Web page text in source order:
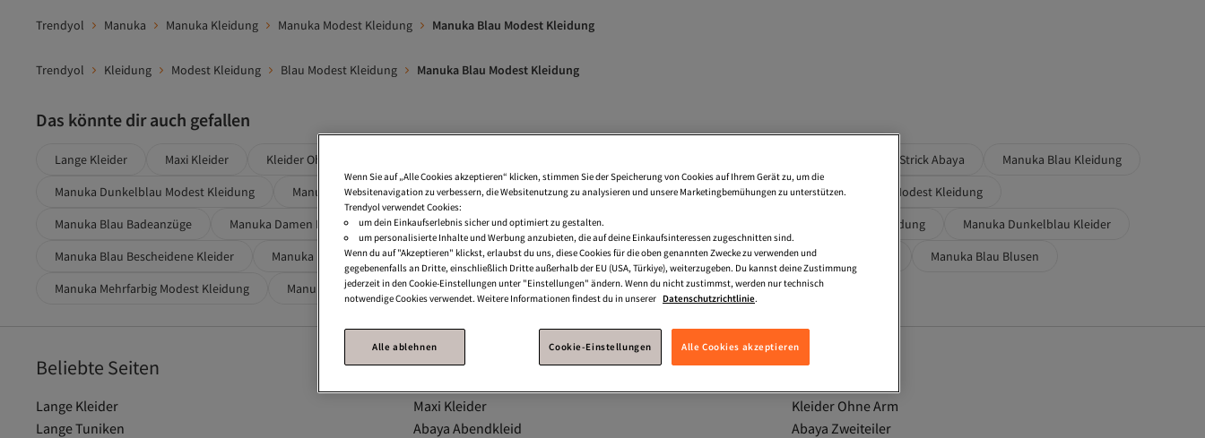
Trendyol Manuka Manuka Kleidung Manuka Modest Kleidung Manuka Blau Modest Kleidung
Trendyol Kleidung Modest Kleidung Blau Modest Kleidung Manuka Blau Modest Kleidung
Das könnte dir auch gefallen
Lange Kleider Maxi Kleider Kleider Ohne Arm Strick Abaya
Manuka Blau Kleidung
Manuka Dunkelblau Modest Kleidung
Manuka Dunkelblau Kleidung Manuka Blau Kleider Manuka Damen Modest Kleidung
Manuka Modest Kleidung
Manuka Blau Badeanzüge
Manuka Damen Kleidung Manuka Kleidung Manuka Dunkelblau Badeanzüge Manuka Schwarz Modest Kleidung
Manuka Dunkelblau Kleider
Manuka Blau Bescheidene Kleider
Manuka Blau Tuniken Manuka Blau Röcke Manuka Schwarz Kleidung Manuka Blau Modest Blusen
Manuka Blau Blusen
Manuka Mehrfarbig Modest Kleidung
Manuka Dunkelblau Bescheidene Kleider
Beliebte Seiten
Lange Kleider Maxi Kleider
Kleider Ohne Arm
Lange Tuniken
Abaya Abendkleid
Abaya Zweiteiler
Wenn Sie auf „Alle Cookies akzeptieren“ klicken, stimmen Sie der Speicherung von Cookies auf Ihrem Gerät zu, um die
Websitenavigation zu verbessern, die Websitenutzung zu analysieren und unsere Marketingbemühungen zu unterstützen.
Trendyol verwendet Cookies:
um dein Einkaufserlebnis sicher und optimiert zu gestalten.
um personalisierte Inhalte und Werbung anzubieten, die auf deine Einkaufsinteressen zugeschnitten sind.
Wenn du auf "Akzeptieren" klickst, erlaubst du uns, diese Cookies für die oben genannten Zwecke zu verwenden und
gegebenenfalls an Dritte, einschließlich Dritte außerhalb der EU (USA, Türkiye), weiterzugeben. Du kannst deine Zustimmung
jederzeit in den Cookie-Einstellungen unter "Einstellungen" ändern. Wenn du nicht zustimmst, werden nur technisch
notwendige Cookies verwendet. Weitere Informationen findest du in unserer Datenschutzrichtlinie.
Alle ablehnen Cookie-Einstellungen Alle Cookies akzeptieren